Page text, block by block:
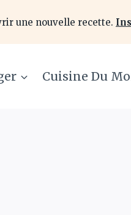
une nouvelle recette.
Cuisine Du